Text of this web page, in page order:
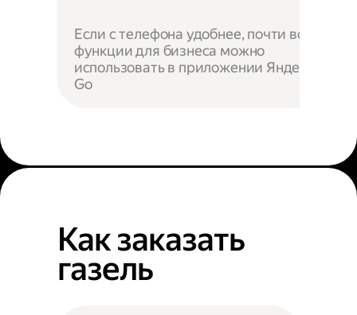
Если с телефона удобнее, почти все
функции для бизнеса можно
использовать в приложении Яндекс
Go
Как заказать
газель